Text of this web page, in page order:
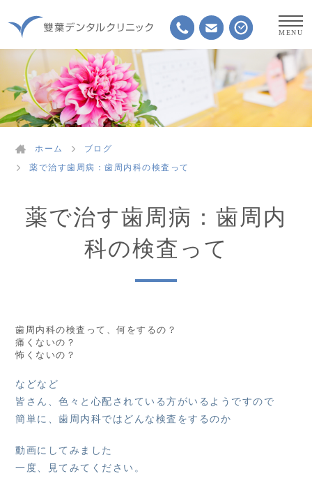
ホーム
ブログ
薬で治す歯周病：歯周内科の検査って
薬で治す歯周病：歯周内
科の検査って
歯周内科の検査って、何をするの？
痛くないの？
怖くないの？
などなど
皆さん、色々と心配されている方がいるようですので
簡単に、歯周内科ではどんな検査をするのか
動画にしてみました
一度、見てみてください。